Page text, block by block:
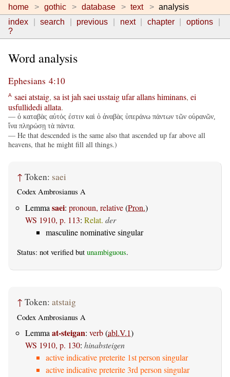
home gothic database text
analysis
index
search previous next chapter
options
?
Word analysis
Ephesians 4:10
A saei atstaig, sa istjah saei usstaigufarallanshiminans, ei
usfullidedi allata.
— ὁ καταβὰς αὐτός ἐστιν καὶ ὁ ἀναβὰς ὑπεράνω πάντων τῶν οὐρανῶν,
ἵνα πληρώσῃ τὰ πάντα.
— He that descended is the same also that ascended up far above all
heavens, that he might fill all things.)
↑ Token: saei
Codex Ambrosianus A
Lemma saei: pronoun, relative(Pron.)
WS 1910, p. 113: Relat. der
masculine nominative singular
Status: not verified but unambiguous.
↑ Token: atstaig
Codex Ambrosianus A
Lemma at-steigan: verb(abl.V.1)
WS 1910, p. 130: hinabsteigen
active indicative preterite 1st person singular
active indicative preterite 3rd person singular